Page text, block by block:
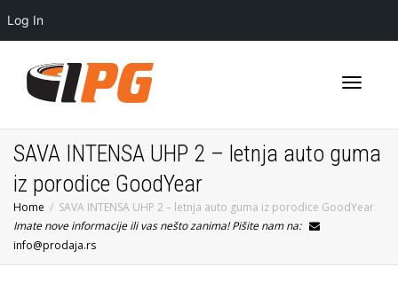
Log In
SAVA INTENSA UHP 2 – letnja auto guma
iz porodice GoodYear
Home
SAVA INTENSA UHP 2 – letnja auto guma iz porodice GoodYear
Imate nove informacije ili vas nešto zanima! Pišite nam na:
info@prodaja.rs